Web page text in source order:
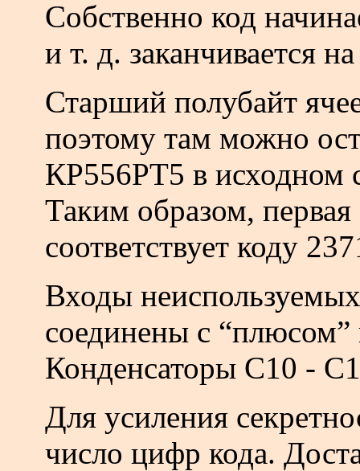
Собственно код
и т. д. заканчивается
Старший полубайт
поэтому там можно
КР556РТ5 в исходном
Таким образом, первая
соответствует коду
Входы
соединены с “плюсом”
Конденсаторы С10 -
Для усиления
число цифр кода.